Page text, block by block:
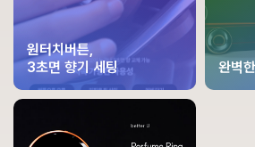
원터치버튼,
3초면 향기 세팅
완벽